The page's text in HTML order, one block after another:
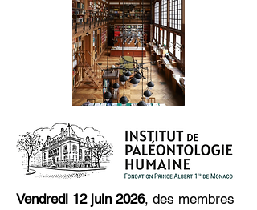
Vendredi 12 juin 2026, des membres